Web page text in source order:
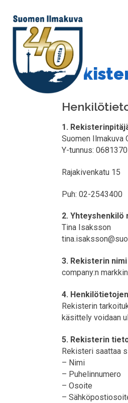
1.
Suomen Ilmakuva
Y-tunnus:
Rajakivenkatu 15
Puh: 02-2543400
2.
Tina Isaksson
3. Rekisterin nimi
company:n
4.
Rekisterin
käsittely voidaan
5. Rekisterin
Rekisteri saattaa
– Nimi
– Puhelinnumero
– Osoite
–